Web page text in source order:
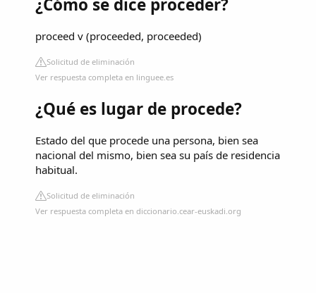
¿Cómo se dice proceder?
proceed v (proceeded, proceeded)
Solicitud de eliminación
Ver respuesta completa en linguee.es
¿Qué es lugar de procede?
Estado del que procede una persona, bien sea
nacional del mismo, bien sea su país de residencia
habitual.
Solicitud de eliminación
Ver respuesta completa en diccionario.cear-euskadi.org